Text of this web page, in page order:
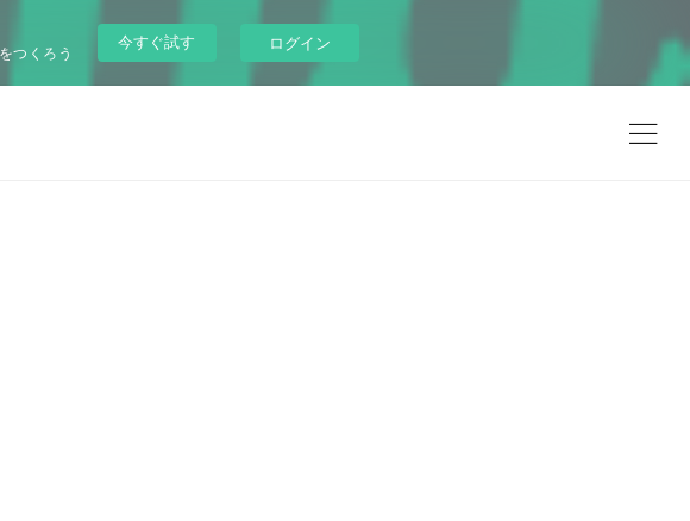
つくろう
今すぐ試す ログイン